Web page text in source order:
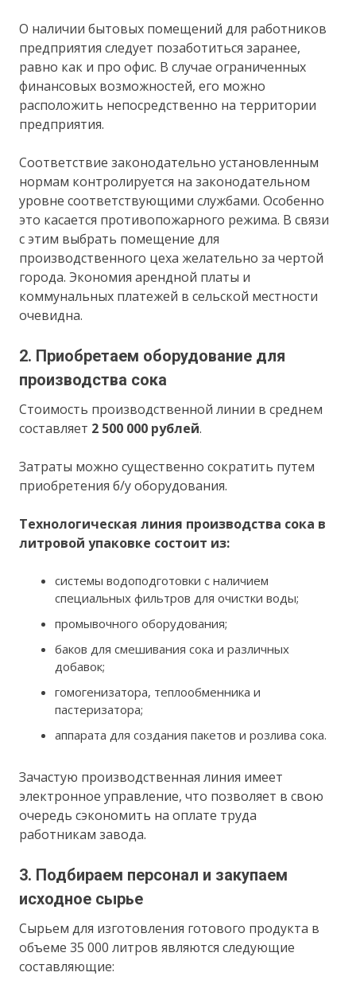
О наличии бытовых помещений для работников
предприятия следует позаботиться заранее,
равно как и про офис. В случае ограниченных
финансовых возможностей, его можно
расположить непосредственно на территории
предприятия.
Соответствие законодательно установленным
нормам контролируется на законодательном
уровне соответствующими службами. Особенно
это касается противопожарного режима. В связи
с этим выбрать помещение для
производственного цеха желательно за чертой
города. Экономия арендной платы и
коммунальных платежей в сельской местности
очевидна.
2. Приобретаем оборудование для
производства сока
Стоимость производственной линии в среднем
составляет 2 500 000 рублей.
Затраты можно существенно сократить путем
приобретения б/у оборудования.
Технологическая линия производства сока в
литровой упаковке состоит из:
системы водоподготовки с наличием
специальных фильтров для очистки воды;
промывочного оборудования;
баков для смешивания сока и различных
добавок;
гомогенизатора, теплообменника и
пастеризатора;
аппарата для создания пакетов и розлива сока.
Зачастую производственная линия имеет
электронное управление, что позволяет в свою
очередь сэкономить на оплате труда
работникам завода.
3. Подбираем персонал и закупаем
исходное сырье
Сырьем для изготовления готового продукта в
объеме 35 000 литров являются следующие
составляющие: